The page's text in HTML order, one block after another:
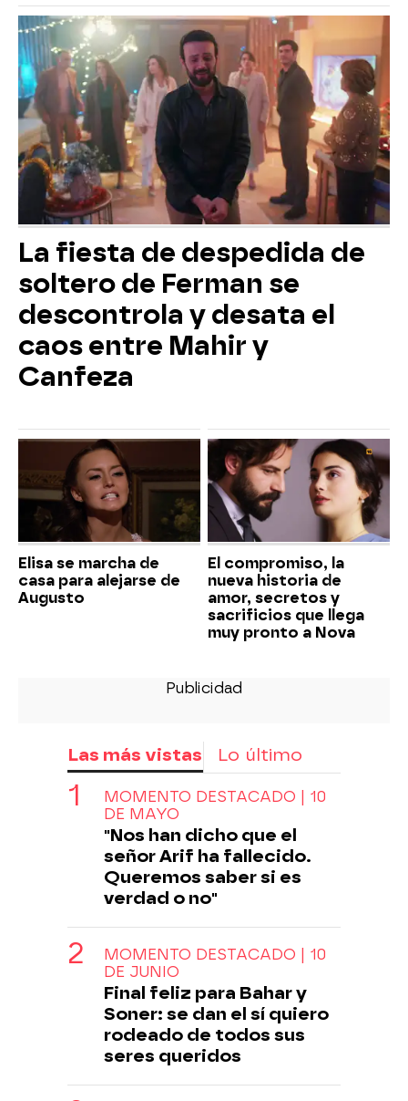
La fiesta de despedida de
soltero de Ferman se
descontrola y desata el
caos entre Mahir y
Canfeza
Elisa se marcha de
casa para alejarse de
Augusto
El compromiso, la
nueva historia de
amor, secretos y
sacrificios que llega
muy pronto a Nova
Las más vistas Lo último
MOMENTO DESTACADO | 10
DE MAYO
"Nos han dicho que el
señor Arif ha fallecido.
Queremos saber si es
verdad o no"
MOMENTO DESTACADO | 10
DE JUNIO
Final feliz para Bahar y
Soner: se dan el sí quiero
rodeado de todos sus
seres queridos